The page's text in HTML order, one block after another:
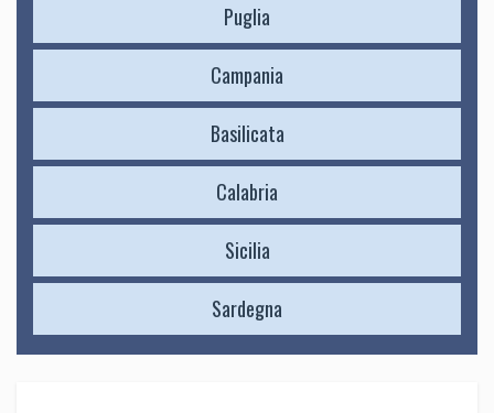
Puglia
Campania
Basilicata
Calabria
Sicilia
Sardegna